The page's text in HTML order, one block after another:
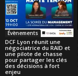
Évènements
DCF Lyon réunit une
négociatrice du RAID et
une pilote de chasse
pour partager les clés
des décisions à fort
enjeu